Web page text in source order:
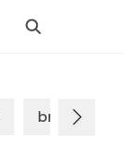
brassói